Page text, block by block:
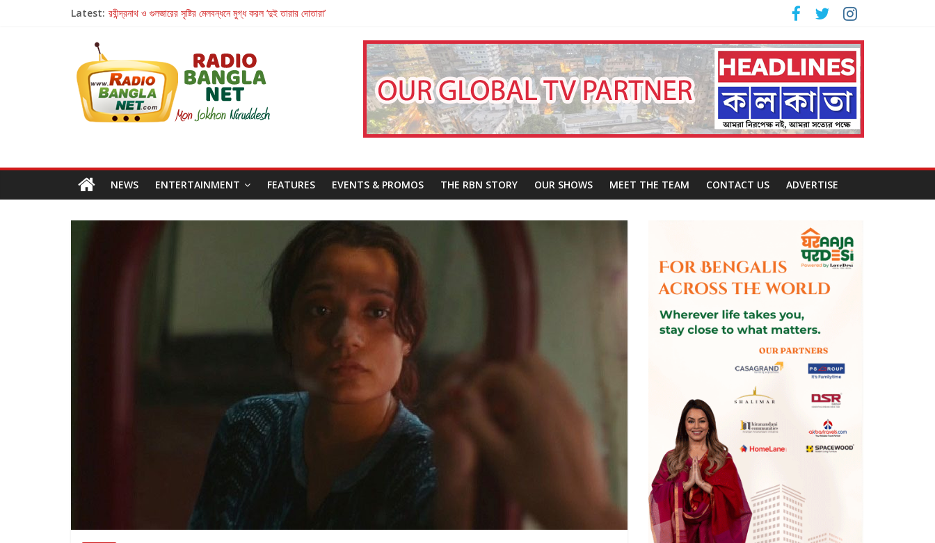
Latest: রবীন্দ্রনাথ ও গুলজারের সৃষ্টির মেলবন্ধনে মুগ্ধ করল ‘দুই তারার দোতারা’
Retribution: A Thought-Provoking Short Film That Challenges Our Understanding of Justice
হাওয়া বদলের টলিউডে ‘তুমি এলে তাই’
NEWS ENTERTAINMENT FEATURES EVENTS & PROMOS THE RBN STORY OUR SHOWS MEET THE TEAM CONTACT US ADVERTISE